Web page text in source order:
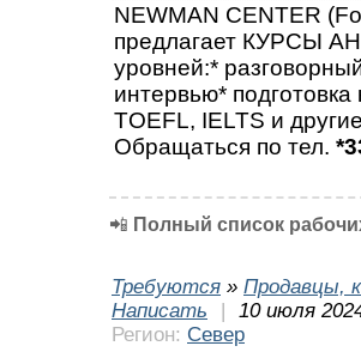
NEWMAN CENTER
предлагает КУРСЫ
уровней:*
интервью* подготовка
TOEFL, IELTS и
Обращаться по тел.
📲 Полный список
Требуются » Продавцы,
Написать
|
10 июля
Регион: Север